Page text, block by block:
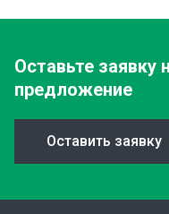
Оставьте заявку
предложение
Оставить заявку